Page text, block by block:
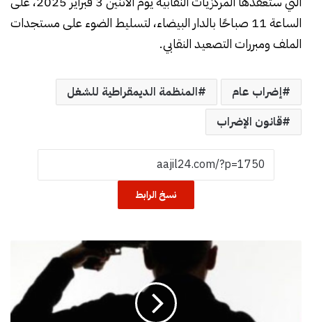
الساعة 11 صباحًا بالدار البيضاء، لتسليط الضوء على مستجدات
الملف ومبررات التصعيد النقابي.
إضراب عام
المنظمة الديمقراطية للشغل
قانون الإضراب
نسخ الرابط